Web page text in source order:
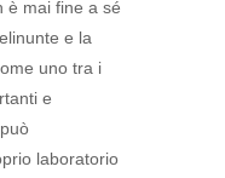
è mai fine a sé
e la
uno tra i
e
laboratorio